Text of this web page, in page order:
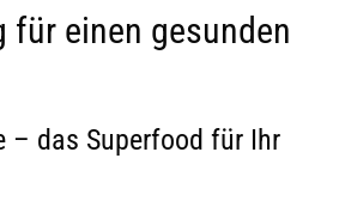
für einen gesunden
das Superfood für Ihr